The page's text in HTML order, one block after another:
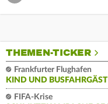
THEMEN-TICKER
Frankfurter Flughafen
KIND UND
FIFA-Krise